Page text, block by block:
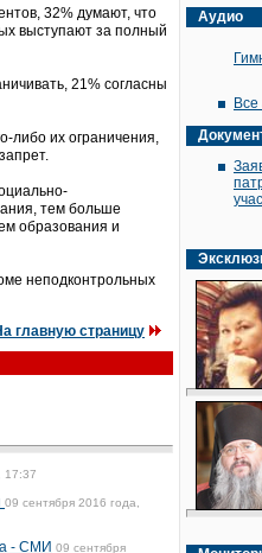
32% думают, что
выступают за полный
21% согласны
либо их ограничения,
тем больше
образования и
неподконтрольных
главную страницу
17:37
09 сентября 2016 года,
- СМИ 09 сентября
Аудио